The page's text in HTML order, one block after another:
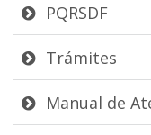
PQRSDF
Trámites
Manual de